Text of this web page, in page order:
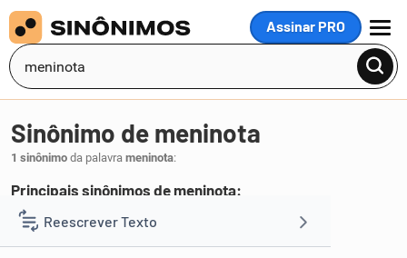
Assinar PRO
MENU
Reescrever Texto
Sinônimo de meninota
1 sinônimo da palavra meninota:
Principais sinônimos de meninota:
1 broto.